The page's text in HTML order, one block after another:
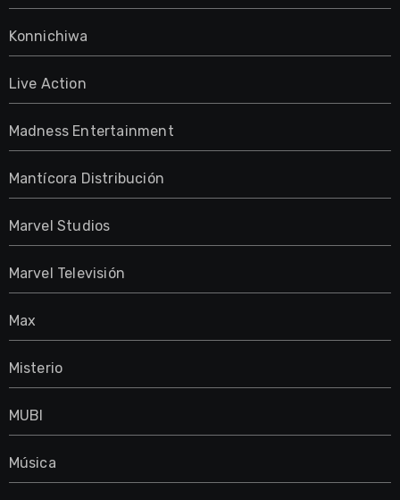
Konnichiwa
Live Action
Madness Entertainment
Mantícora Distribución
Marvel Studios
Marvel Televisión
Max
Misterio
MUBI
Música